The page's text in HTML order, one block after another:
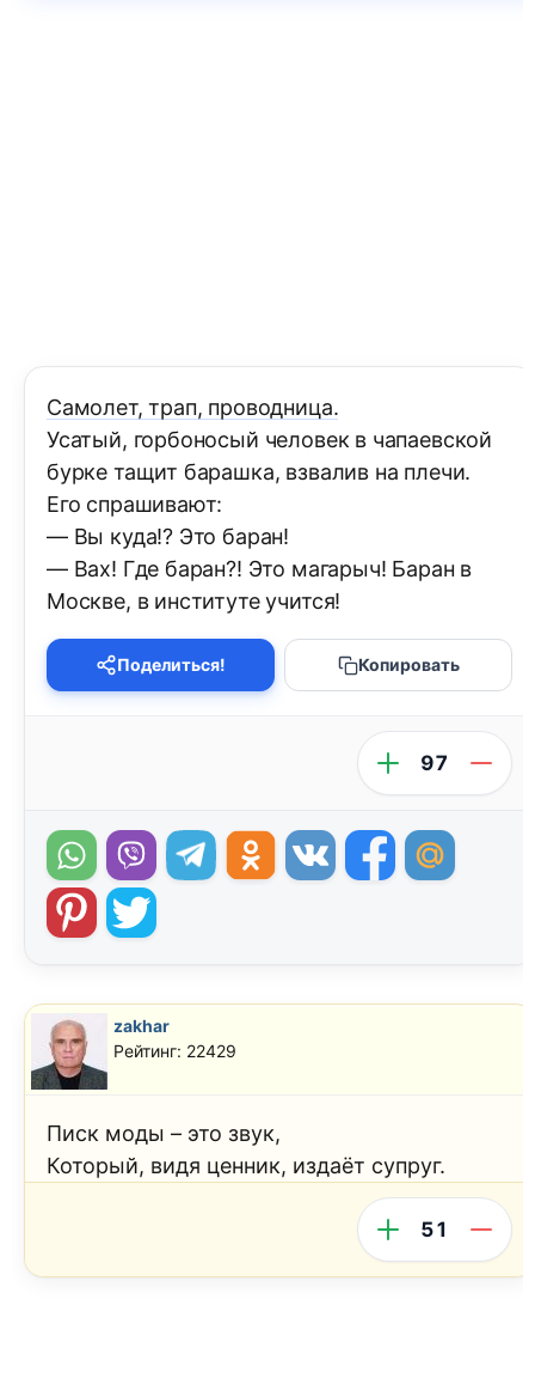
Самолет, трап, проводница.
Усатый, горбоносый человек в чапаевской
бурке тащит барашка, взвалив на плечи.
Его спрашивают:
— Вы куда!? Это баран!
— Вах! Где баран?! Это магарыч! Баран в
Москве, в институте учится!
Поделиться! Копировать
97
zakhar
Рейтинг: 22429
Писк моды – это звук,
Который, видя ценник, издаёт супруг.
51